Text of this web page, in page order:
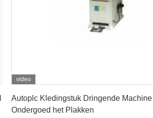
video
Autoplc Kledingstuk Dringende
Ondergoed het Plakken